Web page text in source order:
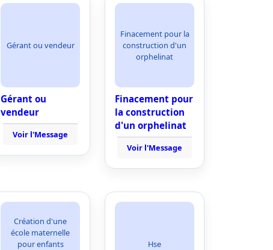
Gérant ou vendeur
Gérant ou
vendeur
Voir l'Message
Finacement pour la
construction d'un
orphelinat
Finacement pour
la construction
d'un orphelinat
Voir l'Message
Création d'une
école maternelle
pour enfants
Hse